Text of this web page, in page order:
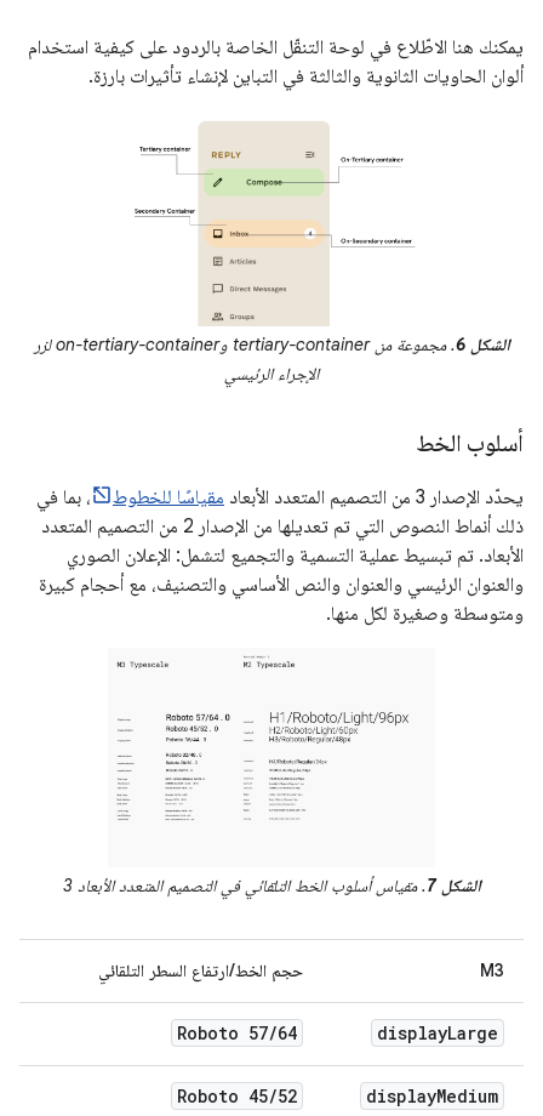
يمكنك هنا الاطّلاع في لوحة التنقّل الخاصة بالردود على كيفية استخدام
ألوان الحاويات الثانوية والثالثة في التباين لإنشاء تأثيرات بارزة.
الشكل 6
. مجموعة من tertiary-container وon-tertiary-container لزر
الإجراء الرئيسي
أسلوب الخط
يحدّد الإصدار 3 من التصميم المتعدد الأبعاد مقياسًا للخطوط
، بما في
ذلك أنماط النصوص التي تم تعديلها من الإصدار 2 من التصميم المتعدد
الأبعاد. تم تبسيط عملية التسمية والتجميع لتشمل: الإعلان الصوري
والعنوان الرئيسي والعنوان والنص الأساسي والتصنيف، مع أحجام كبيرة
ومتوسطة وصغيرة لكل منها.
الشكل 7 . مقياس أسلوب الخط التلقائي في التصميم المتعدد الأبعاد 3
M3 حجم الخط/ارتفاع السطر التلقائي
displayLarge
Roboto 57/64
displayMedium
Roboto 45/52